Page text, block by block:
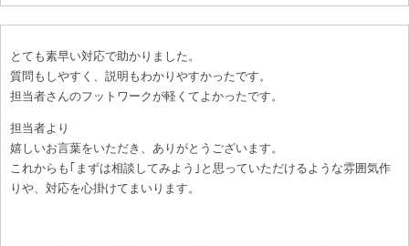
とても素早い対応で助かりました。
質問もしやすく、説明もわかりやすかったです。
担当者さんのフットワークが軽くてよかったです。
担当者より
嬉しいお言葉をいただき、ありがとうございます。
これからも｢まずは相談してみよう｣と思っていただけるような雰囲気作
りや、対応を心掛けてまいります。